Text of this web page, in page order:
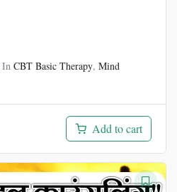
In CBT Basic Therapy, Mind
Add to cart